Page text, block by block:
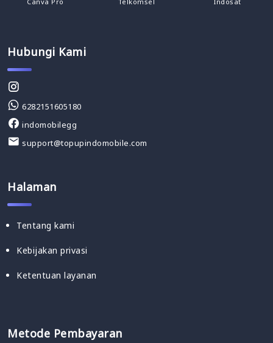
Hubungi Kami
6282151605180
indomobilegg
support@topupindomobile.com
Halaman
Tentang kami
Kebijakan privasi
Ketentuan layanan
Metode Pembayaran